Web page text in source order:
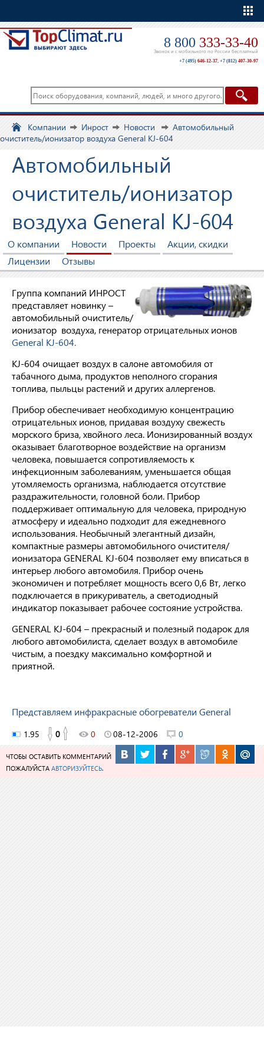
8 800 333-33-40
Звонок и с мобильного по России бесплатный
+7 (495) 646-12-37, +7 (812) 407-30-97
Компании Инрост Новости
Автомобильный
очиститель/ионизатор воздуха General KJ-604
Автомобильный
очиститель/ионизатор
воздуха General KJ-604
О компании Новости Проекты
Акции, скидки
Лицензии
Отзывы
Группа компаний ИНРОСТ
представляет новинку –
автомобильный очиститель/
ионизатор воздуха, генератор отрицательных ионов
General KJ-604.
KJ-604 очищает воздух в салоне автомобиля от
табачного дыма, продуктов неполного сгорания
топлива, пыльцы растений и других аллергенов.
Прибор обеспечивает необходимую концентрацию
отрицательных ионов, придавая воздуху свежесть
морского бриза, хвойного леса. Ионизированный воздух
оказывает благотворное воздействие на организм
человека, повышается сопротивляемость к
инфекционным заболеваниям, уменьшается общая
утомляемость организма, наблюдается отсутствие
раздражительности, головной боли. Прибор
поддерживает оптимальную для человека, природную
атмосферу и идеально подходит для ежедневного
использования. Необычный элегантный дизайн,
компактные размеры автомобильного очистителя/
ионизатора GENERAL KJ-604 позволяет ему вписаться в
интерьер любого автомобиля. Прибор очень
экономичен и потребляет мощность всего 0,6 Вт, легко
подключается в прикуриватель, а светодиодный
индикатор показывает рабочее состояние устройства.
GENERAL KJ-604 – прекрасный и полезный подарок для
любого автомобилиста, сделает воздух в автомобиле
чистым, а поездку максимально комфортной и
приятной.
Представляем инфракрасные обогреватели General
1.95 0 0 08-12-2006 0
ЧТОБЫ ОСТАВИТЬ КОММЕНТАРИЙ
ПОЖАЛУЙСТА АВТОРИЗУЙТЕСЬ.